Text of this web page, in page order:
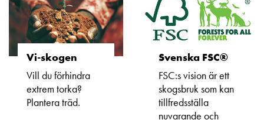
Vi-skogen
Vill du förhindra
extrem torka?
Plantera träd.
Svenska FSC®
FSC:s vision är ett
skogsbruk som kan
tillfredsställa
nuvarande och